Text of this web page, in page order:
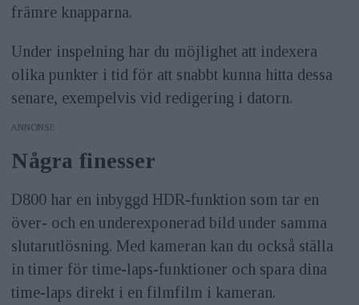
främre knapparna.
Under inspelning har du möjlighet att indexera
olika punkter i tid för att snabbt kunna hitta dessa
senare, exempelvis vid redigering i datorn.
ANNONS
Några finesser
D800 har en inbyggd HDR-funktion som tar en
över- och en underexponerad bild under samma
slutarutlösning. Med kameran kan du också ställa
in timer för time-laps-funktioner och spara dina
time-laps direkt i en filmfilm i kameran.